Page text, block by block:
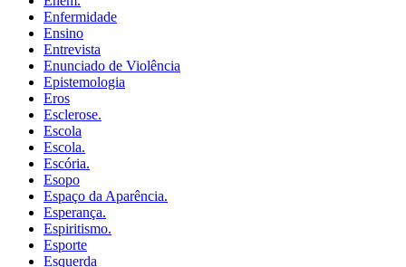
Enfermidade
Ensino
Entrevista
Enunciado de Violência
Epistemologia
Eros
Esclerose.
Escola
Escola.
Escória.
Esopo
Espaço da Aparência.
Esperança.
Espiritismo.
Esporte
Esquerda